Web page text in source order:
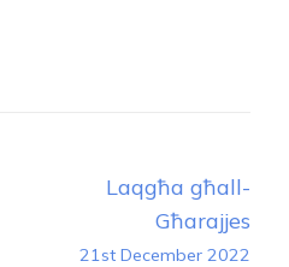
Laqgħa għall-
Għarajjes
21st December 2022